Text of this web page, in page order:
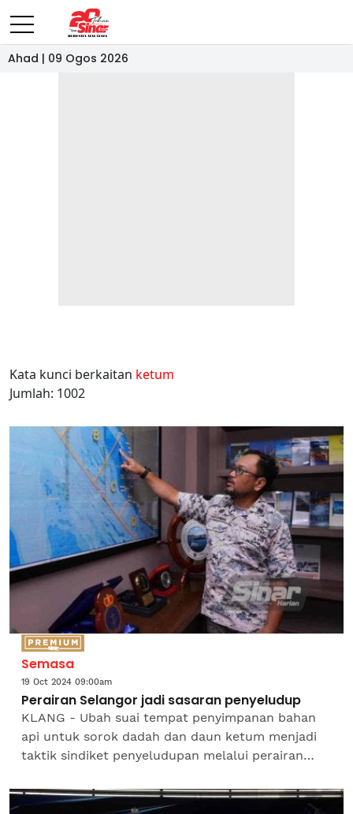
Ahad | 09 Ogos 2026
Kata kunci berkaitan ketum
Jumlah: 1002
Semasa
19 Oct 2024 09:00am
Perairan Selangor jadi sasaran penyeludup
KLANG - Ubah suai tempat penyimpanan bahan
api untuk sorok dadah dan daun ketum menjadi
taktik sindiket penyeludupan melalui perairan
Bagaimanapun kelicikan...